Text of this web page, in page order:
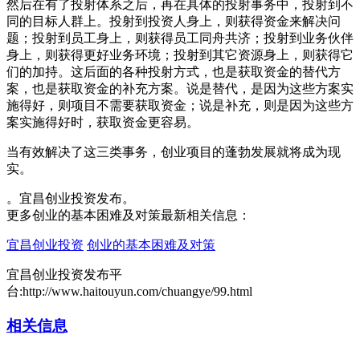
然后在有了投射体系之后，再在具体的投射事务中，投射到不
同的目标人群上。投射到投资人身上，则获得资金来解决问
题；投射到员工身上，则获得员工同舟共济；投射到业务伙伴
身上，则获得更好业务环境；投射到其它资源身上，则获得它
们的加持。这后面的各种投射方式，也是获取资金的替代方
案，也是获取资金的补充方案。说是替代，是因为这些方案实
施得好，则项目不需要获取资金；说是补充，则是因为这些方
案实施得好时，获取资金更容易。
当有效解决了这三类事务，创业项目的蓬勃发展就将成为现
实。
。宜昌创业投资发布。
更多创业的基本困难及对策最新相关信息：
宜昌创业投资 创业的基本困难及对策
宜昌创业投资发布平
台:http://www.haitouyun.com/chuangye/99.html
相关信息